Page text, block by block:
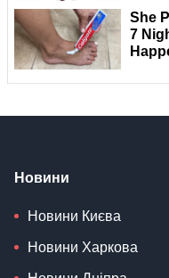
Новини
Новини Києва
Новини Харкова